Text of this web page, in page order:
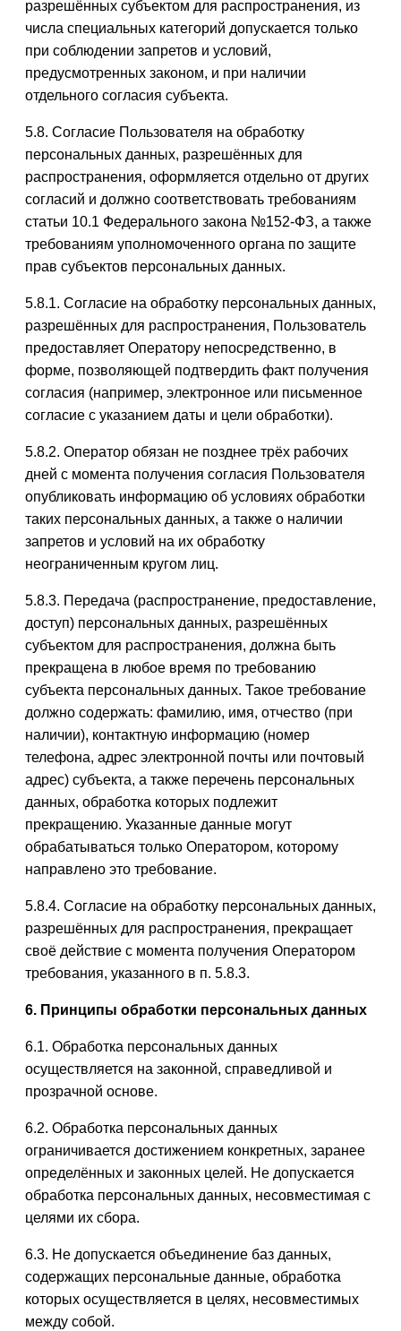
разрешённых субъектом для распространения, из
числа специальных категорий допускается только
при соблюдении запретов и условий,
предусмотренных законом, и при наличии
отдельного согласия субъекта.
5.8. Согласие Пользователя на обработку
персональных данных, разрешённых для
распространения, оформляется отдельно от других
согласий и должно соответствовать требованиям
статьи 10.1 Федерального закона №152-ФЗ, а также
требованиям уполномоченного органа по защите
прав субъектов персональных данных.
5.8.1. Согласие на обработку персональных данных,
разрешённых для распространения, Пользователь
предоставляет Оператору непосредственно, в
форме, позволяющей подтвердить факт получения
согласия (например, электронное или письменное
согласие с указанием даты и цели обработки).
5.8.2. Оператор обязан не позднее трёх рабочих
дней с момента получения согласия Пользователя
опубликовать информацию об условиях обработки
таких персональных данных, а также о наличии
запретов и условий на их обработку
неограниченным кругом лиц.
5.8.3. Передача (распространение, предоставление,
доступ) персональных данных, разрешённых
субъектом для распространения, должна быть
прекращена в любое время по требованию
субъекта персональных данных. Такое требование
должно содержать: фамилию, имя, отчество (при
наличии), контактную информацию (номер
телефона, адрес электронной почты или почтовый
адрес) субъекта, а также перечень персональных
данных, обработка которых подлежит
прекращению. Указанные данные могут
обрабатываться только Оператором, которому
направлено это требование.
5.8.4. Согласие на обработку персональных данных,
разрешённых для распространения, прекращает
своё действие с момента получения Оператором
требования, указанного в п. 5.8.3.
6. Принципы обработки персональных данных
6.1. Обработка персональных данных
осуществляется на законной, справедливой и
прозрачной основе.
6.2. Обработка персональных данных
ограничивается достижением конкретных, заранее
определённых и законных целей. Не допускается
обработка персональных данных, несовместимая с
целями их сбора.
6.3. Не допускается объединение баз данных,
содержащих персональные данные, обработка
которых осуществляется в целях, несовместимых
между собой.